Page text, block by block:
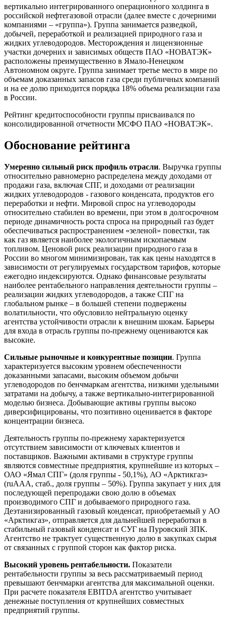
вертикально интегрированного операционного холдинга в
российской нефтегазовой отрасли (далее вместе с дочерними
компаниями – «группа»). Группа занимается разведкой,
добычей, переработкой и реализацией природного газа и
жидких углеводородов. Месторождения и лицензионные
участки дочерних и зависимых обществ ПАО «НОВАТЭК»
расположены преимущественно в Ямало-Ненецком
Автономном округе. Группа занимает третье место в мире по
объемам доказанных запасов газа среди публичных компаний
и на ее долю приходится порядка 18% объема реализации газа
в России.
Рейтинг кредитоспособности группы присваивался по
консолидированной отчетности МСФО ПАО «НОВАТЭК».
Обоснование рейтинга
Умеренно сильный риск профиль отрасли. Выручка группы
относительно равномерно распределена между доходами от
продажи газа, включая СПГ, и доходами от реализации
жидких углеводородов - газового конденсата, продуктов его
переработки и нефти. Мировой спрос на углеводороды
относительно стабилен во времени, при этом в долгосрочном
периоде динамичность роста спроса на природный газ будет
обеспечиваться распространением «зеленой» повестки, так
как газ является наиболее экологичным ископаемым
топливом. Ценовой риск реализации природного газа в
России во многом минимизирован, так как цены находятся в
зависимости от регулируемых государством тарифов, которые
ежегодно индексируются. Однако финансовые результаты
наиболее рентабельного направления деятельности группы –
реализации жидких углеводородов, а также СПГ на
глобальном рынке – в большей степени подвержены
волатильности, что обусловило нейтральную оценку
агентства устойчивости отрасли к внешним шокам. Барьеры
для входа в отрасль группы по-прежнему оцениваются как
высокие.
Сильные рыночные и конкурентные позиции. Группа
характеризуется высоким уровнем обеспеченности
доказанными запасами, высоким объемом добычи
углеводородов по бенчмаркам агентства, низкими удельными
затратами на добычу, а также вертикально-интегрированной
моделью бизнеса. Добывающие активы группы высоко
диверсифицированы, что позитивно оценивается в факторе
концентрации бизнеса.
Деятельность группы по-прежнему характеризуется
отсутствием зависимости от ключевых клиентов и
поставщиков. Важными активами в структуре группы
являются совместные предприятия, крупнейшие из которых –
ОАО «Ямал СПГ» (доля группы - 50,1%), АО «Арктикгаз»
(ruAAA, стаб., доля группы – 50%). Группа закупает у них для
последующей перепродажи свою долю в объемах
производимого СПГ и добываемого природного газа.
Деэтанизированный газовый конденсат, приобретаемый у АО
«Арктикгаз», отправляется для дальнейшей переработки в
стабильный газовый конденсат и СУГ на Пуровский ЗПК.
Агентство не трактует существенную долю в закупках сырья
от связанных с группой сторон как фактор риска.
Высокий уровень рентабельности. Показатели
рентабельности группы за весь рассматриваемый период
превышают бенчмарки агентства для максимальной оценки.
При расчете показателя EBITDA агентство учитывает
денежные поступления от крупнейших совместных
предприятий группы.